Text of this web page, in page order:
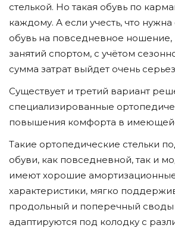
стелькой. Но такая обувь по
каждому. А если учесть, что
обувь на повседневное ношение,
занятий спортом, с учётом
сумма затрат выйдет очень
Существует и третий вариант
специализированные
повышения комфорта в
Такие ортопедические стельки
обуви, как повседневной, так и
имеют хорошие
характеристики, мягко
продольный и поперечный своды
адаптируются под колодку с